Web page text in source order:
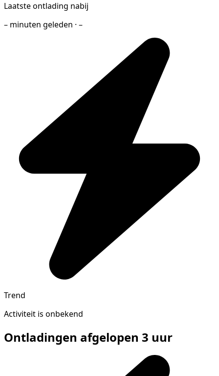
Laatste ontlading nabij
– minuten geleden · –
Trend
Activiteit is onbekend
Ontladingen afgelopen 3 uur